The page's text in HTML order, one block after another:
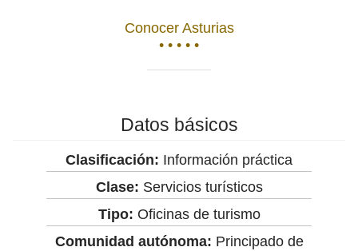
Conocer Asturias
• • • • •
Datos básicos
Clasificación: Información práctica
Clase: Servicios turísticos
Tipo: Oficinas de turismo
Comunidad autónoma: Principado de